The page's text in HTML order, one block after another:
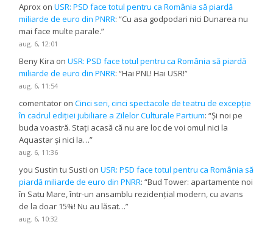
Aprox onUSR: PSD face totul pentru ca România să piardă
miliarde de euro din PNRR: “Cu asa godpodari nici Dunarea nu
mai face multe parale.”
aug. 6, 12:01
Beny Kira onUSR: PSD face totul pentru ca România să piardă
miliarde de euro din PNRR: “Hai PNL! Hai USR!”
aug. 6, 11:54
comentator onCinci seri, cinci spectacole de teatru de excepție
în cadrul ediției jubiliare a Zilelor Culturale Partium: “Și noi pe
buda voastră. Stați acasă că nu are loc de voi omul nici la
Aquastar și nici la…”
aug. 6, 11:36
you Sustin tu Susti onUSR: PSD face totul pentru ca România să
piardă miliarde de euro din PNRR: “Bud Tower: apartamente noi
în Satu Mare, într-un ansamblu rezidențial modern, cu avans
de la doar 15%! Nu au lăsat…”
aug. 6, 10:32